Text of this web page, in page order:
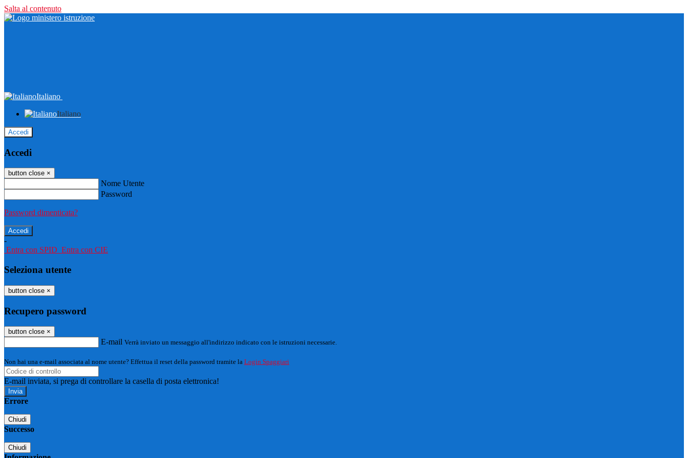
Salta al contenuto
Italiano
Italiano
Accedi
Accedi
button close ×
Nome Utente
Password
Password dimenticata?
-
Entra con SPID Entra con CIE
Seleziona utente
button close ×
Recupero password
button close ×
E-mail Verrà inviato un messaggio all'indirizzo indicato con le istruzioni necessarie.
Non hai una e-mail associata al nome utente? Effettua il reset della password tramite la Login Spaggiari
E-mail inviata, si prega di controllare la casella di posta elettronica!
Errore
Chiudi
Successo
Chiudi